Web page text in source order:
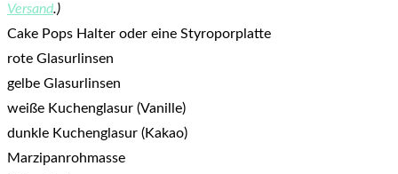
Versand.)
Cake Pops Halter oder eine Styroporplatte
rote Glasurlinsen
gelbe Glasurlinsen
weiße Kuchenglasur (Vanille)
dunkle Kuchenglasur (Kakao)
Marzipanrohmasse